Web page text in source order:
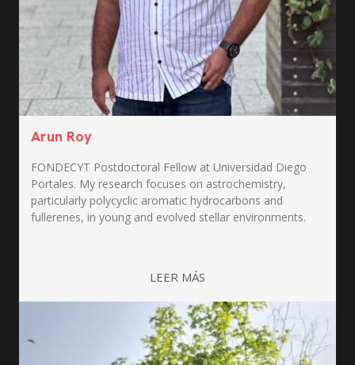
Arun Roy
FONDECYT Postdoctoral Fellow at Universidad Diego
Portales. My research focuses on astrochemistry,
particularly polycyclic aromatic hydrocarbons and
fullerenes, in young and evolved stellar environments.
LEER MÁS